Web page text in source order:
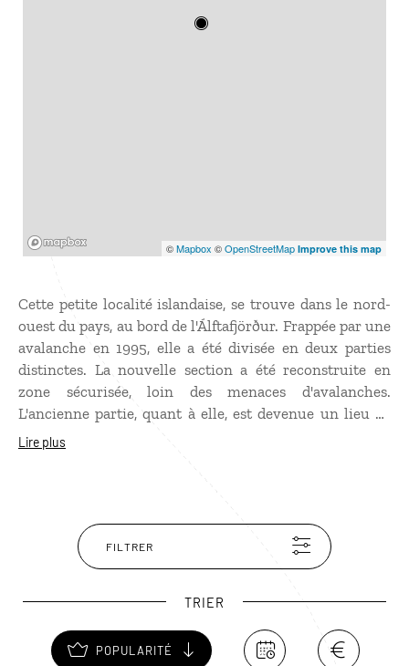
©Mapbox ©OpenStreetMap Improve this map
Cette petite localité islandaise, se trouve dans le nord-
ouest du pays, au bord de l'Álftafjörður. Frappée par une
avalanche en 1995, elle a été divisée en deux parties
distinctes. La nouvelle section a été reconstruite en
zone sécurisée, loin des menaces d'avalanches.
L'ancienne partie, quant à elle, est devenue un lieu de
villégiature estivale populaire. Au cœur de la vieille
terrestre indigène d'Islande, reste une attraction
majeure. Sudavik est aussi un point de départ idéal
pour des randonnées dans les paysages alentours.
Lire plus
FILTRER
TRIER
POPULARITÉ